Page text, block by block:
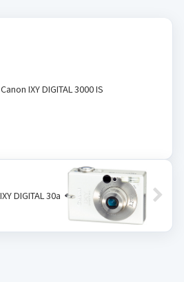
Canon IXY DIGITAL 3000 IS
DIGITAL 30a